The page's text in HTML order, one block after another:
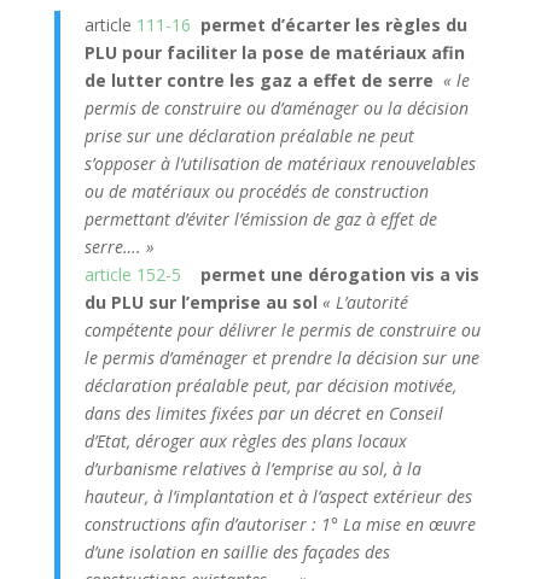
article 111-16 permet d’écarter les règles du
PLU pour faciliter la pose de matériaux afin
de lutter contre les gaz a effet de serre « le
permis de construire ou d’aménager ou la décision
prise sur une déclaration préalable ne peut
s’opposer à l’utilisation de matériaux renouvelables
ou de matériaux ou procédés de construction
permettant d’éviter l’émission de gaz à effet de
serre…. »
article 152-5
permet une dérogation vis a vis
du PLU sur l’emprise au sol « L’autorité
compétente pour délivrer le permis de construire ou
le permis d’aménager et prendre la décision sur une
déclaration préalable peut, par décision motivée,
dans des limites fixées par un décret en Conseil
d’Etat, déroger aux règles des plans locaux
d’urbanisme relatives à l’emprise au sol, à la
hauteur, à l’implantation et à l’aspect extérieur des
constructions afin d’autoriser : 1° La mise en œuvre
d’une isolation en saillie des façades des